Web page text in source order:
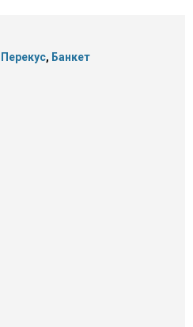
Перекус, Банкет